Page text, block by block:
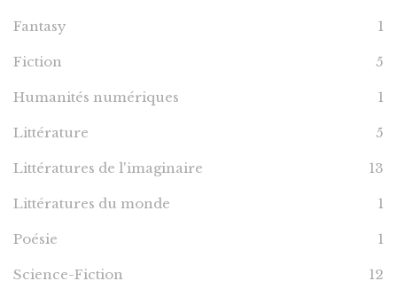
Fantasy 1
Fiction 5
Humanités numériques 1
Littérature 5
Littératures de l'imaginaire 13
Littératures du monde 1
Poésie 1
Science-Fiction 12